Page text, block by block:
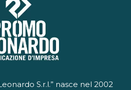
S.r.l.” nasce nel 2002